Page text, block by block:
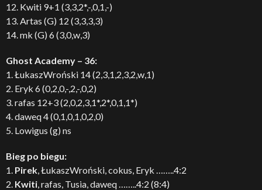
12. Kwiti 9+1 (3,3,2*,-,0,1,-)
13. Artas (G) 12 (3,3,3,3)
14. mk (G) 6 (3,0,w,3)
Ghost Academy – 36:
1. ŁukaszWroński 14 (2,3,1,2,3,2,w,1)
2. Eryk 6 (0,2,0,-,2,-,0,2)
3. rafas 12+3 (2,0,2,3,1*,2*,0,1,1*)
4. daweq 4 (0,1,0,1,0,2,0)
5. Lowigus (g) ns
Bieg po biegu:
1. Pirek , ŁukaszWroński, cokus, Eryk ……..4:2
2. Kwiti , rafas, Tusia, daweq ……..4:2 (8:4)